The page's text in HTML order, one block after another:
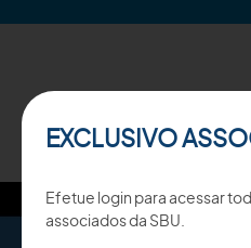
EXCLUSIVO
Efetue login para acessar
associados da SBU.